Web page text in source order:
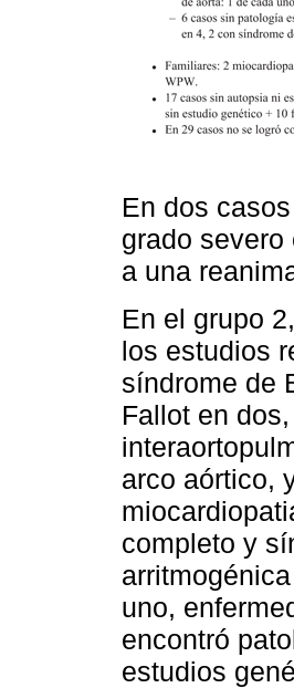
En dos
grado
a una
En el grupo
los estudios
síndrome de
Fallot en
arco aórtico,
completo y
uno,
encontró
estudios